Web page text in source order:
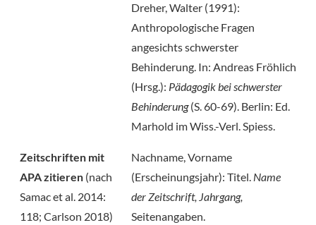
Dreher, Walter (1991):
Anthropologische Fragen
angesichts schwerster
Behinderung. In: Andreas Fröhlich
(Hrsg.): Pädagogik bei schwerster
Behinderung(S. 60-69). Berlin: Ed.
Marhold im Wiss.-Verl. Spiess.
Zeitschriften mit
APA zitieren (nach
Samac et al. 2014:
118; Carlson 2018)
Nachname, Vorname
(Erscheinungsjahr): Titel. Name
der Zeitschrift, Jahrgang,
Seitenangaben.